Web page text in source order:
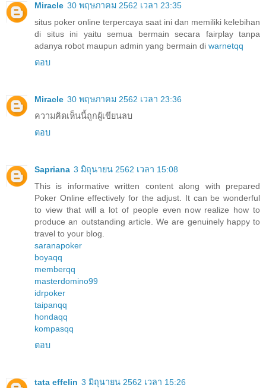
Miracle 30 พฤษภาคม 2562 เวลา 23:35
situs poker online terpercaya saat ini dan memiliki kelebihan
di situs ini yaitu semua bermain secara fairplay tanpa
adanya robot maupun admin yang bermain di warnetqq
ตอบ
Miracle 30 พฤษภาคม 2562 เวลา 23:36
ความคิดเห็นนี้ถูกผู้เขียนลบ
ตอบ
Sapriana 3 มิถุนายน 2562 เวลา 15:08
This is informative written content along with prepared
Poker Online effectively for the adjust. It can be wonderful
to view that will a lot of people even now realize how to
produce an outstanding article. We are genuinely happy to
travel to your blog.
saranapoker
boyaqq
memberqq
masterdomino99
idrpoker
taipanqq
hondaqq
kompasqq
ตอบ
tata effelin 3 มิถุนายน 2562 เวลา 15:26